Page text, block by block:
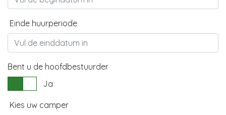
Einde huurperiode
Bent u de hoofdbestuurder
Ja
Kies uw camper